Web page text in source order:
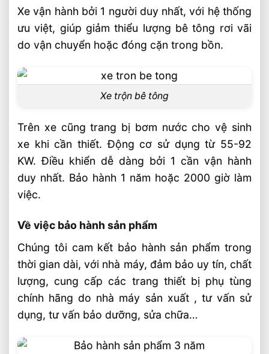
Xe vận hành bởi 1 người duy nhất, với hệ thống
ưu việt, giúp giảm thiểu lượng bê tông rơi vãi
do vận chuyển hoặc đóng cặn trong bồn.
Xe trộn bê tông
Trên xe cũng trang bị bơm nước cho vệ sinh
xe khi cần thiết. Động cơ sử dụng từ 55-92
KW. Điều khiển dễ dàng bởi 1 cần vận hành
duy nhất. Bảo hành 1 năm hoặc 2000 giờ làm
việc.
Về việc bảo hành sản phẩm
Chúng tôi cam kết bảo hành sản phẩm trong
thời gian dài, với nhà máy, đảm bảo uy tín, chất
lượng, cung cấp các trang thiết bị phụ tùng
chính hãng do nhà máy sản xuất , tư vấn sử
dụng, tư vấn bảo dưỡng, sửa chữa…